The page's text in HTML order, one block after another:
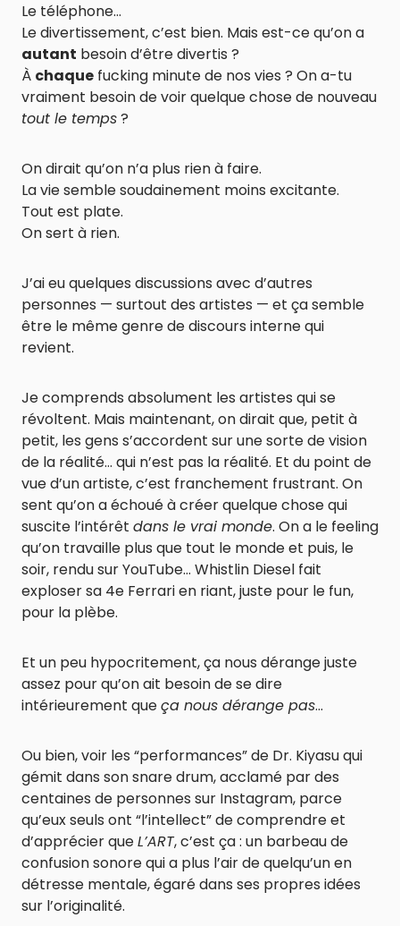
Le téléphone…
Le divertissement, c’est bien. Mais est-ce qu’on a
autant besoin d’être divertis ?
À chaque fucking minute de nos vies ? On a-tu
vraiment besoin de voir quelque chose de nouveau
tout le temps?
On dirait qu’on n’a plus rien à faire.
La vie semble soudainement moins excitante.
Tout est plate.
On sert à rien.
J’ai eu quelques discussions avec d’autres
personnes — surtout des artistes — et ça semble
être le même genre de discours interne qui
revient.
Je comprends absolument les artistes qui se
révoltent. Mais maintenant, on dirait que, petit à
petit, les gens s’accordent sur une sorte de vision
de la réalité… qui n’est pas la réalité. Et du point de
vue d’un artiste, c’est franchement frustrant. On
sent qu’on a échoué à créer quelque chose qui
suscite l’intérêt dans le vrai monde. On a le feeling
qu’on travaille plus que tout le monde et puis, le
soir, rendu sur YouTube… Whistlin Diesel fait
exploser sa 4e Ferrari en riant, juste pour le fun,
pour la plèbe.
Et un peu hypocritement, ça nous dérange juste
assez pour qu’on ait besoin de se dire
intérieurement queça nous dérange pas…
Ou bien, voir les “performances” de Dr. Kiyasu qui
gémit dans son snare drum, acclamé par des
centaines de personnes sur Instagram, parce
qu’eux seuls ont “l’intellect” de comprendre et
d’apprécier queL’ART, c’est ça : un barbeau de
confusion sonore qui a plus l’air de quelqu’un en
détresse mentale, égaré dans ses propres idées
sur l’originalité.